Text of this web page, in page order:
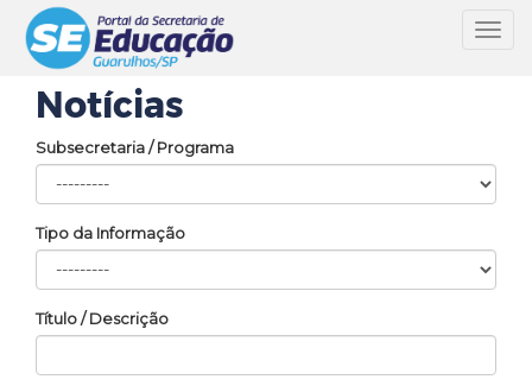
Notícias
Subsecretaria / Programa
Tipo da Informação
Título / Descrição